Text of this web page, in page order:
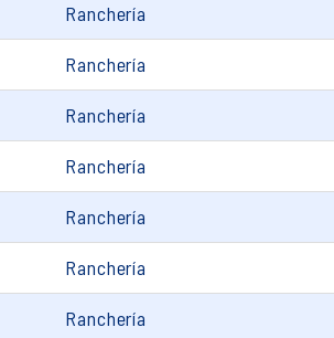
Ranchería
Ranchería
Ranchería
Ranchería
Ranchería
Ranchería
Ranchería